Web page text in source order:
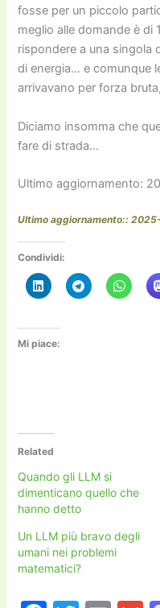
fosse per un piccolo
meglio alle domande è di
rispondere a una singola
di energia… e comunque
arrivavano per forza
Diciamo insomma che
fare di strada…
Ultimo aggiornamento:
Ultimo aggiornamento::
Condividi:
Mi piace:
Related
Quando gli LLM si
dimenticano quello che
hanno detto
Un LLM più bravo degli
umani nei problemi
matematici?